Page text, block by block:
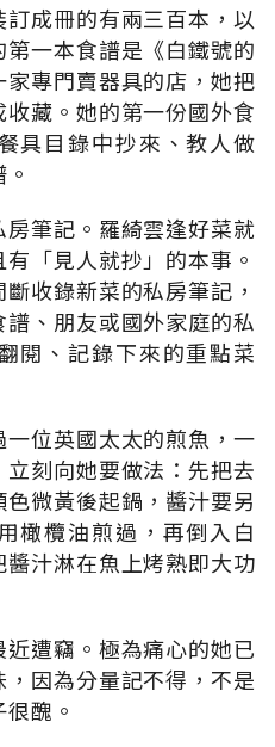
成冊的有兩三百本，以
一本食譜是《白鐵號的
專門賣器具的店，她把
藏。她的第一份國外食
具目錄中抄來、教人做
筆記。羅綺雲逢好菜就
「見人就抄」的本事。
收錄新菜的私房筆記，
、朋友或國外家庭的私
閱、記錄下來的重點菜
位英國太太的煎魚，一
刻向她要做法：先把去
微黃後起鍋，醬汁要另
橄欖油煎過，再倒入白
汁淋在魚上烤熟即大功
遭竊。極為痛心的她已
因為分量記不得，不是
醜。